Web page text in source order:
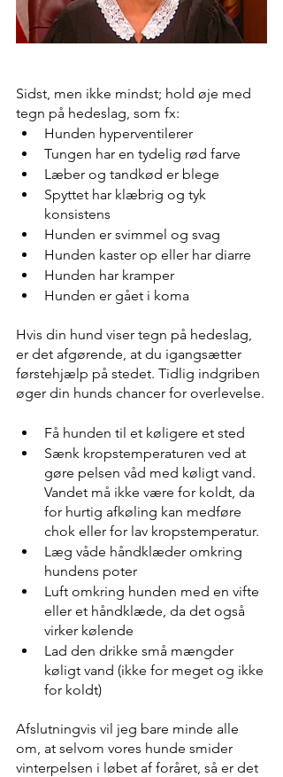
Sidst, men ikke mindst; hold øje med
tegn på hedeslag, som fx:
Hunden hyperventilerer
Tungen har en tydelig rød farve
Læber og tandkød er blege
Spyttet har klæbrig og tyk
konsistens
Hunden er svimmel og svag
Hunden kaster op eller har diarre
Hunden har kramper
Hunden er gået i koma
Hvis din hund viser tegn på hedeslag,
er det afgørende, at du igangsætter
førstehjælp på stedet. Tidlig indgriben
øger din hunds chancer for overlevelse.
Få hunden til et køligere et sted
Sænk kropstemperaturen ved at
gøre pelsen våd med køligt vand.
Vandet må ikke være for koldt, da
for hurtig afkøling kan medføre
chok eller for lav kropstemperatur.
Læg våde håndklæder omkring
hundens poter
Luft omkring hunden med en vifte
eller et håndklæde, da det også
virker kølende
Lad den drikke små mængder
køligt vand (ikke for meget og ikke
for koldt)
Afslutningvis vil jeg bare minde alle
om, at selvom vores hunde smider
vinterpelsen i løbet af foråret, så er det